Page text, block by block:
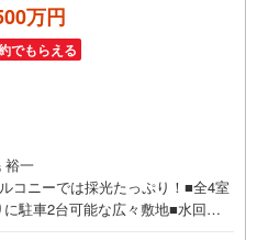
万円
でもらえる
裕一
コニーでは採光たっぷり！■全4室
駐車2台可能な広々敷地■水回り